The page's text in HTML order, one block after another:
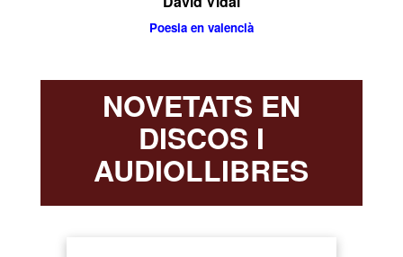
Poesia en valencià
NOVETATS EN
DISCOS I
AUDIOLLIBRES